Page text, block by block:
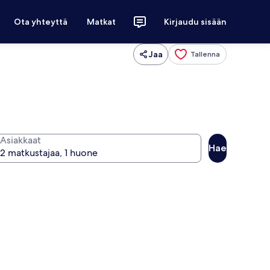
Ota yhteyttä Matkat Kirjaudu sisään
Jaa Tallenna
Asiakkaat
Hae